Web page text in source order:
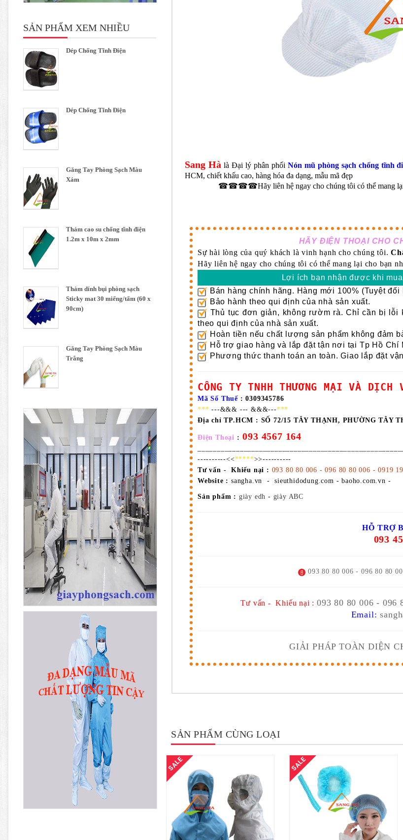
SẢN PHẨM XEM NHIỀU
Dép Chống Tĩnh Điện
Dép Chống Tĩnh Điện
Găng Tay Phòng Sạch Màu
Xám
Thảm cao su chống tĩnh điện
1.2m x 10m x 2mm
Thảm dính bụi phòng sạch
Sticky mat 30 miếng/tấm (60 x
90cm)
Găng Tay Phòng Sạch Màu
Trắng
Sang Hà là Đại lý phân phối Nón mũ phòng sạch chống tĩnh
HCM, chiết khấu cao, hàng hóa đa dạng, mẫu mã đẹp
☎☎☎☎Hãy liên hệ ngay cho chúng tôi có thể mang
HÃY ĐIỆN THOẠI CHO
Sự hài lòng của quý khách là vinh hạnh cho chúng tôi.
Hãy liên hệ ngay cho chúng tôi có thể mang lại cho bạn
Lợi ích bạn nhận được khi
Bán hàng chính hãng. Hàng mới 100% (Tuyệt
Bảo hành theo qui định của nhà sản xuất.
Thủ tục đơn giản, không rườm rà. Chỉ cần bị lỗi
theo qui định của nhà sản xuất.
Hoàn tiền nếu chất lượng sản phẩm không đảm
Hỗ trợ giao hàng và lắp đặt tận nơi tại Tp Hồ Chí
Phương thức thanh toán an toàn. Giao lắp đặt
CÔNG TY TNHH THƯƠNG MẠI VÀ DỊCH
Mã Số Thuế : 0309345786
*** ---&&& --- &&&---***
Địa chỉ TP.HCM : SỐ 72/15 TÂY THẠNH, PHƯỜNG TÂY
Điện Thoại : 093 4567 164
----------<<*****>>----------
Tư vấn - Khiếu nại : 093 80 80 006 - 096 80 80 006 - 0919
Website : sangha.vn - sieuthidodung.com - baoho.com.vn -
Sản phẩm : giày edh - giày ABC
HỖ TRỢ
093
093 80 80 006 - 096 80 80
Tư vấn - Khiếu nại :093 80 80 006 - 096
Email:
GIẢI PHÁP TOÀN DIỆN
SẢN PHẨM CÙNG LOẠI
SALE SALE